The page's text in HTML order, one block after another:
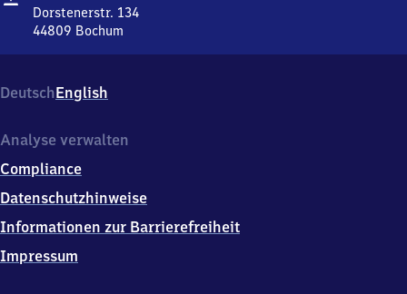
Hamme
Dorstenerstr. 134
44809 Bochum
Dorstenerstr.
134,
4
0
9
DeutschEnglish
Analyse verwalten
Compliance
Datenschutzhinweise
Informationen zur Barrierefreiheit
Impressum